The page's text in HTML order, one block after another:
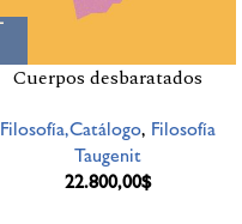
Cuerpos desbaratados
Filosofía,Catálogo, Filosofía
Taugenit
22.800,00$